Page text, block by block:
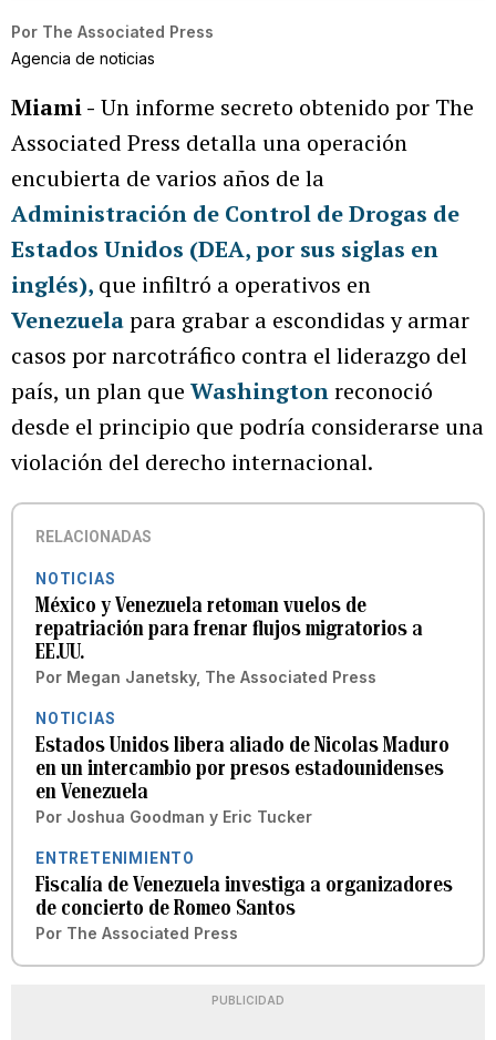
Por The Associated Press
Agencia de noticias
Miami - Un informe secreto obtenido por The
Associated Press detalla una operación
encubierta de varios años de la
Administración de Control de Drogas de
Estados Unidos (DEA, por sus siglas en
inglés), que infiltró a operativos en
Venezuelapara grabar a escondidas y armar
casos por narcotráfico contra el liderazgo del
país, un plan que Washingtonreconoció
desde el principio que podría considerarse una
violación del derecho internacional.
RELACIONADAS
NOTICIAS
México y Venezuela retoman vuelos de
repatriación para frenar flujos migratorios a
EE.UU.
Por Megan Janetsky, The Associated Press
NOTICIAS
Estados Unidos libera aliado de Nicolas Maduro
en un intercambio por presos estadounidenses
en Venezuela
Por Joshua Goodman y Eric Tucker
ENTRETENIMIENTO
Fiscalía de Venezuela investiga a organizadores
de concierto de Romeo Santos
Por The Associated Press
PUBLICIDAD